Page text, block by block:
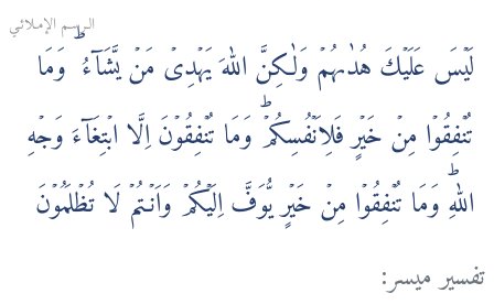
الـرسـم الإمـلائـي
لَيۡسَ عَلَيۡكَ هُدٰٮهُمۡ وَلٰـكِنَّ اللّٰهَ يَهۡدِىۡ مَنۡ يَّشَآءُ‌ ؕ وَمَا
تُنۡفِقُوۡا مِنۡ خَيۡرٍ فَلِاَنۡفُسِكُمۡ‌ؕ وَمَا تُنۡفِقُوۡنَ اِلَّا ابۡتِغَآءَ وَجۡهِ
اللّٰهِ‌ؕ وَمَا تُنۡفِقُوۡا مِنۡ خَيۡرٍ يُّوَفَّ اِلَيۡكُمۡ وَاَنۡـتُمۡ لَا تُظۡلَمُوۡنَ
تفسير ميسر: